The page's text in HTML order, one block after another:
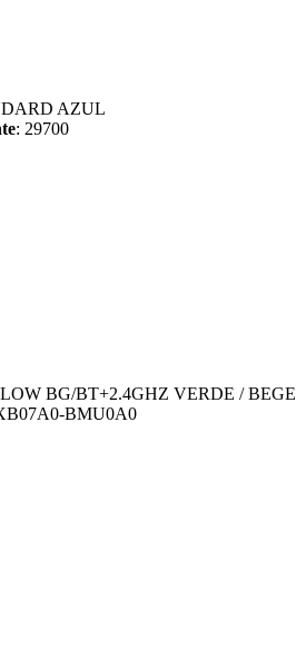
AZUL
: 29700
BG/BT+2.4GHZ VERDE / BEGE
BMU0A0